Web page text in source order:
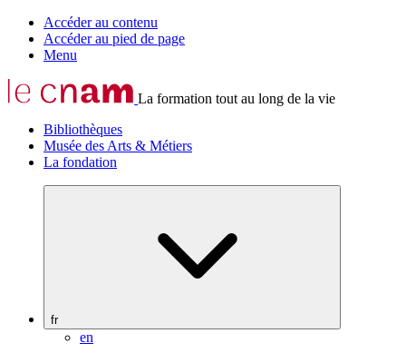
Accéder au contenu
Accéder au pied de page
Menu
La formation tout au long de la vie
Bibliothèques
Musée des Arts & Métiers
La fondation
fr
en